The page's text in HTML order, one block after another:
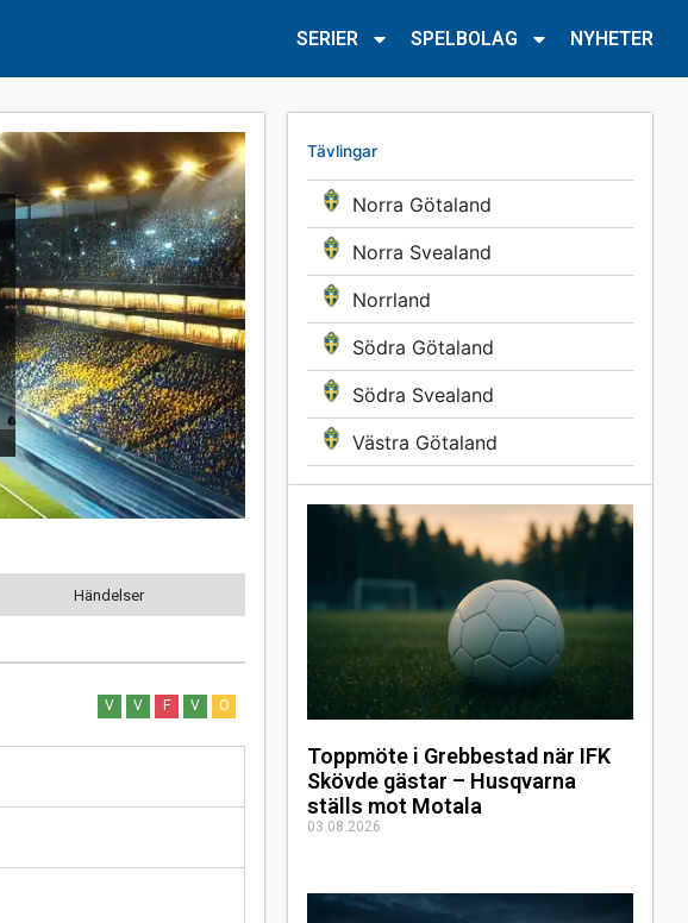
SERIER SPELBOLAG NYHETER
Tävlingar
Norra Götaland
Norra Svealand
Norrland
Södra Götaland
Södra Svealand
Västra Götaland
Toppmöte i Grebbestad när IFK
Skövde gästar – Husqvarna
ställs mot Motala
03.08.2026
Händelser
V V F V O